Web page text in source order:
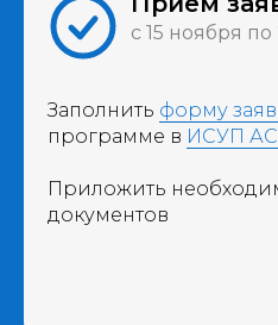
с 15 ноября
Заполнить форму
программе в ИСУП
Приложить
документов